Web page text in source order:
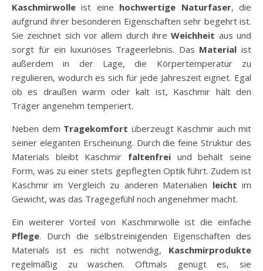
Kaschmirwolle ist eine hochwertige Naturfaser, die
aufgrund ihrer besonderen Eigenschaften sehr begehrt ist.
Sie zeichnet sich vor allem durch ihreWeichheit aus und
sorgt für ein luxuriöses Trageerlebnis. Das Material ist
außerdem in der Lage, die Körpertemperatur zu
regulieren, wodurch es sich für jede Jahreszeit eignet. Egal
ob es draußen warm oder kalt ist, Kaschmir hält den
Träger angenehm temperiert.
Neben dem Tragekomfort überzeugt Kaschmir auch mit
seiner eleganten Erscheinung. Durch die feine Struktur des
Materials bleibt Kaschmir faltenfrei und behält seine
Form, was zu einer stets gepflegten Optik führt. Zudem ist
Kaschmir im Vergleich zu anderen Materialien leicht im
Gewicht, was das Tragegefühl noch angenehmer macht.
Ein weiterer Vorteil von Kaschmirwolle ist die einfache
Pflege. Durch die selbstreinigenden Eigenschaften des
Materials ist es nicht notwendig, Kaschmirprodukte
regelmäßig zu waschen. Oftmals genügt es, sie